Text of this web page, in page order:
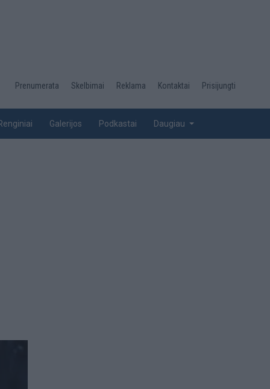
Desktop
top
Prenumerata Skelbimai Reklama Kontaktai Prisijungti
Galerijos Podkastai Daugiau